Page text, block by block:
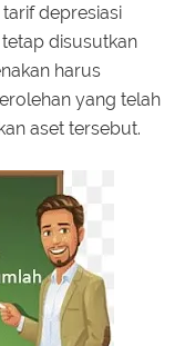
depresiasi
disusutkan
harus
yang telah
aset tersebut.